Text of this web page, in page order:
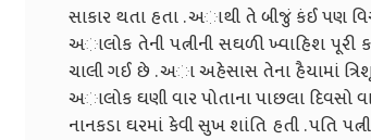
સાકાર થતા હતા . અાથી તે બીજું કંઈ પણ
અાલોક તેની પત્નીની સઘળી ખ્વાહિશ પૂરી
ચાલી ગઈ છે . અા અહેસાસ તેના હૈયામાં
અાલોક ઘણી વાર પોતાના પાછલા દિવસો
નાનકડા ઘરમાં કેવી સુખ શાંતિ હતી . પતિ